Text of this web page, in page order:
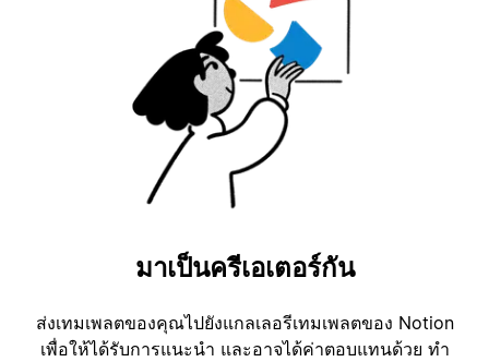
มาเป็นครีเอเตอร์กัน
ส่งเทมเพลตของคุณไปยังแกลเลอรีเทมเพลตของ Notion
เพื่อให้ได้รับการแนะนำ และอาจได้ค่าตอบแทนด้วย ทำ